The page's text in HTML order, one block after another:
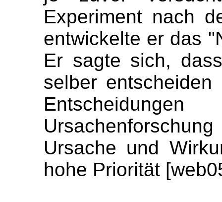
Experiment nach
entwickelte er das
Er sagte sich,
selber
Ursache und
hohe Priorität